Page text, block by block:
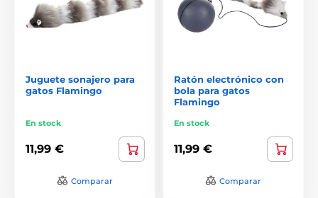
Juguete sonajero para
gatos Flamingo
En stock
11,99 €
Comparar
Ratón electrónico con
bola para gatos
Flamingo
En stock
11,99 €
Comparar